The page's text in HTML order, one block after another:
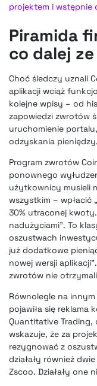
projektem i wstępnie
Piramida
co dalej
Choć śledczy uznali
aplikacji wciąż
kolejne wpisy – od
zapowiedzi zwrotów
uruchomienie
odzyskania
Program zwrotów
ponownego
użytkownicy musieli
wszystkim – wpłacić
30% utraconej
nadużyciami”. To
oszustwach
już dodatkowe
nowej wersji
zwrotów nie
Równolegle na innym
pojawiła się reklama
Quantitative Trading,
wskazuje, że za
rezygnować z
działały również
Zscoo. Działały one